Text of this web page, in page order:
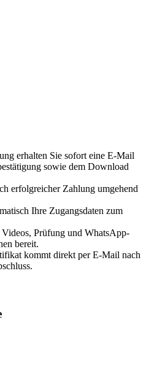
erhalten Sie sofort eine E-Mail
sowie dem Download
erfolgreicher Zahlung umgehend
Ihre Zugangsdaten zum
Prüfung und WhatsApp-
bereit.
kommt direkt per E-Mail nach